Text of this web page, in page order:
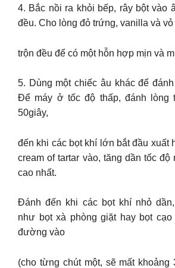
4. Bắc nồi ra khỏi bếp, rây bột vào
đều. Cho lòng đỏ trứng, vanilla và vỏ
trộn đều để có một hỗn hợp mịn và
5. Dùng một chiếc âu khác để
Để máy ở tốc độ thấp, đánh lòng
50giây,
đến khi các bọt khí lớn bắt đầu xuất
cream of tartar vào, tăng dần tốc độ
cao nhất.
Đánh đến khi các bọt khí nhỏ
như bọt xà phòng giặt hay bọt
đường vào
(cho từng chút một, sẽ mất khoảng